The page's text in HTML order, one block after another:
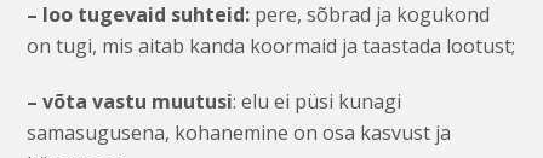
– loo tugevaid suhteid: pere, sõbrad ja kogukond
on tugi, mis aitab kanda koormaid ja taastada lootust;
– võta vastu muutusi: elu ei püsi kunagi
samasugusena, kohanemine on osa kasvust ja